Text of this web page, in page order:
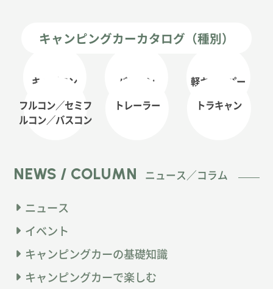
キャンピングカーカタログ（種別）
キャブコン バンコン
軽キャンパー
フルコン／セミフ
ルコン／バスコン
トレーラー トラキャン
NEWS / COLUMN ニュース／コラム
ニュース
イベント
キャンピングカーの基礎知識
キャンピングカーで楽しむ